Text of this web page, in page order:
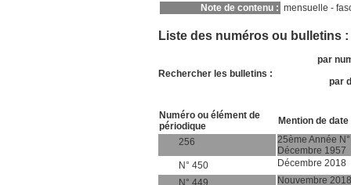
Note de contenu : mensuelle -
Liste des numéros ou bulletins :
Rechercher les bulletins :
par
par
Numéro ou élément de
périodique
Mention de date
256
25ème Année
Décembre 1957
N° 450
Décembre 2018
N° 449
Nouvembre 2018